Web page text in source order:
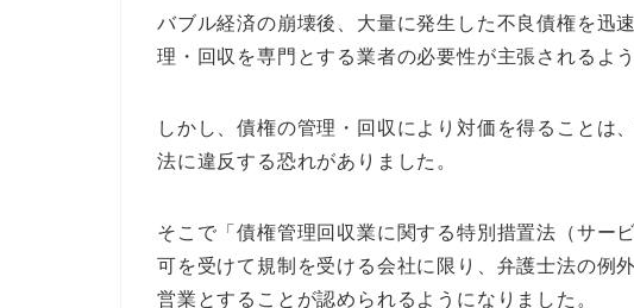
バブル経済の崩壊後、大量に発生した不良債権を迅
理・回収を専門とする業者の必要性が主張されるよ
しかし、債権の管理・回収により対価を得ることは
法に違反する恐れがありました。
そこで「債権管理回収業に関する特別措置法（サー
可を受けて規制を受ける会社に限り、弁護士法の例
営業とすることが認められるようになりました。